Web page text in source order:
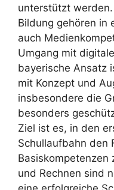
unterstützt
Bildung gehören in
auch
Umgang mit
bayerische Ansatz
mit Konzept und
insbesondere die
besonders
Ziel ist es, in den
Schullaufbahn den
Basiskompetenzen
und Rechnen sind